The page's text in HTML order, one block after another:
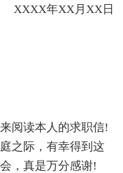
XXXX年XX月XX日
阅读本人的求职信!
之际，有幸得到这
，真是万分感谢!